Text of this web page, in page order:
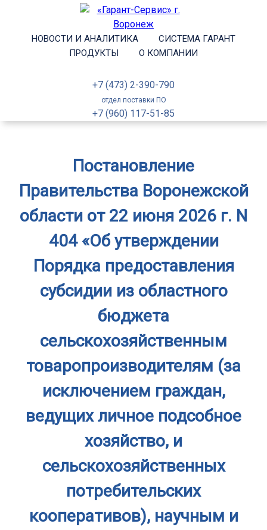
НОВОСТИ И АНАЛИТИКА
СИСТЕМА ГАРАНТ
ПРОДУКТЫ
О КОМПАНИИ
+7 (473) 2-390-790
отдел поставки ПО
+7 (960) 117-51-85
Постановление
Правительства Воронежской
области от 22 июня 2026 г. N
404 «Об утверждении
Порядка предоставления
субсидии из областного
бюджета
сельскохозяйственным
товаропроизводителям (за
исключением граждан,
ведущих личное подсобное
хозяйство, и
сельскохозяйственных
потребительских
кооперативов), научным и